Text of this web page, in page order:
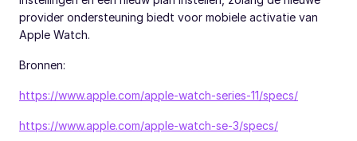
provider ondersteuning biedt voor mobiele activatie van
Apple Watch.
Bronnen:
https://www.apple.com/apple-watch-series-11/specs/
https://www.apple.com/apple-watch-se-3/specs/